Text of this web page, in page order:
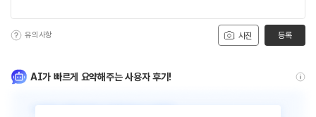
사진
유의사항 등록
AI가 빠르게 요약해주는 사용자 후기!